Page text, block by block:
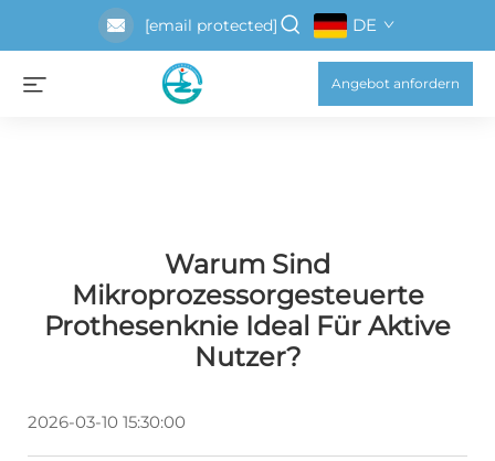
[email protected] DE
Angebot anfordern
Warum Sind
Mikroprozessorgesteuerte
Prothesenknie Ideal Für Aktive
Nutzer?
2026-03-10 15:30:00